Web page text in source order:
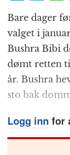
c
e
b
o
o
k
ss
e
n
g
e
r
s
Bare dager
valget i
Bushra Bibi
dømt retten
år. Bushra
sto bak
Logg inn for